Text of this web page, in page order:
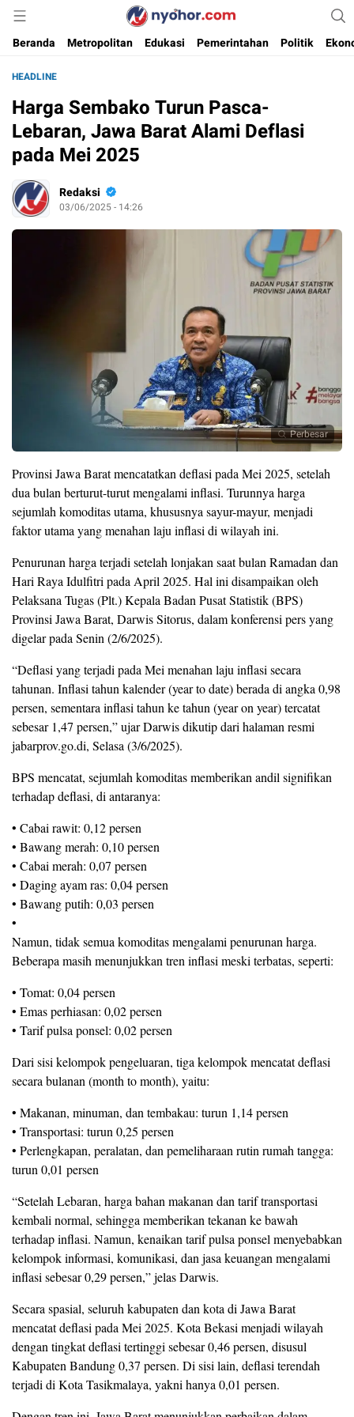
Nyohor.com
Media Informasi Ternyohor
Beranda
Metropolitan Edukasi Pemerintahan Politik
HEADLINE
Harga Sembako Turun Pasca-
Lebaran, Jawa Barat Alami Deflasi
pada Mei 2025
Redaksi
03/06/2025 - 14:26
Perbesar
Provinsi Jawa Barat mencatatkan deflasi pada Mei 2025, setelah
dua bulan berturut-turut mengalami inflasi. Turunnya harga
sejumlah komoditas utama, khususnya sayur-mayur, menjadi
faktor utama yang menahan laju inflasi di wilayah ini.
Penurunan harga terjadi setelah lonjakan saat bulan Ramadan dan
Hari Raya Idulfitri pada April 2025. Hal ini disampaikan oleh
Pelaksana Tugas (Plt.) Kepala Badan Pusat Statistik (BPS)
Provinsi Jawa Barat, Darwis Sitorus, dalam konferensi pers yang
digelar pada Senin (2/6/2025).
“Deflasi yang terjadi pada Mei menahan laju inflasi secara
tahunan. Inflasi tahun kalender (year to date) berada di angka 0,98
persen, sementara inflasi tahun ke tahun (year on year) tercatat
sebesar 1,47 persen,” ujar Darwis dikutip dari halaman resmi
jabarprov.go.di, Selasa (3/6/2025).
BPS mencatat, sejumlah komoditas memberikan andil signifikan
terhadap deflasi, di antaranya:
• Cabai rawit: 0,12 persen
• Bawang merah: 0,10 persen
• Cabai merah: 0,07 persen
• Daging ayam ras: 0,04 persen
• Bawang putih: 0,03 persen
•
Namun, tidak semua komoditas mengalami penurunan harga.
Beberapa masih menunjukkan tren inflasi meski terbatas, seperti:
• Tomat: 0,04 persen
• Emas perhiasan: 0,02 persen
• Tarif pulsa ponsel: 0,02 persen
Dari sisi kelompok pengeluaran, tiga kelompok mencatat deflasi
secara bulanan (month to month), yaitu:
• Makanan, minuman, dan tembakau: turun 1,14 persen
• Transportasi: turun 0,25 persen
• Perlengkapan, peralatan, dan pemeliharaan rutin rumah tangga:
turun 0,01 persen
“Setelah Lebaran, harga bahan makanan dan tarif transportasi
kembali normal, sehingga memberikan tekanan ke bawah
terhadap inflasi. Namun, kenaikan tarif pulsa ponsel menyebabkan
kelompok informasi, komunikasi, dan jasa keuangan mengalami
inflasi sebesar 0,29 persen,” jelas Darwis.
Secara spasial, seluruh kabupaten dan kota di Jawa Barat
mencatat deflasi pada Mei 2025. Kota Bekasi menjadi wilayah
dengan tingkat deflasi tertinggi sebesar 0,46 persen, disusul
Kabupaten Bandung 0,37 persen. Di sisi lain, deflasi terendah
terjadi di Kota Tasikmalaya, yakni hanya 0,01 persen.